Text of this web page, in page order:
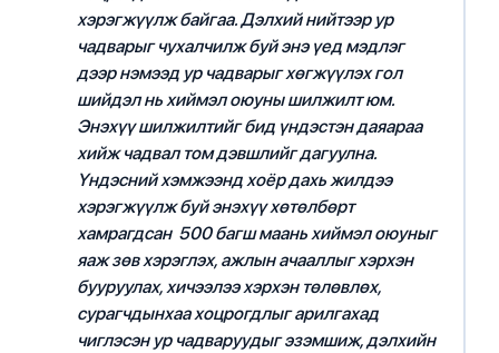
хэрэгжүүлж байгаа. Дэлхий нийтээр ур
чадварыг чухалчилж буй энэ үед мэдлэг
дээр нэмээд ур чадварыг хөгжүүлэх гол
шийдэл нь хиймэл оюуны шилжилт юм.
Энэхүү шилжилтийг бид үндэстэн даяараа
хийж чадвал том дэвшлийг дагуулна.
Үндэсний хэмжээнд хоёр дахь жилдээ
хэрэгжүүлж буй энэхүү хөтөлбөрт
хамрагдсан 500 багш маань хиймэл оюуныг
яаж зөв хэрэглэх, ажлын ачааллыг хэрхэн
бууруулах, хичээлээ хэрхэн төлөвлөх,
сурагчдынхаа хоцрогдлыг арилгахад
чиглэсэн ур чадваруудыг эзэмшиж, дэлхийн